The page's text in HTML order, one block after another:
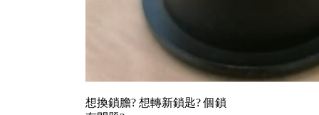
想換鎖膽? 想轉新鎖匙? 個鎖